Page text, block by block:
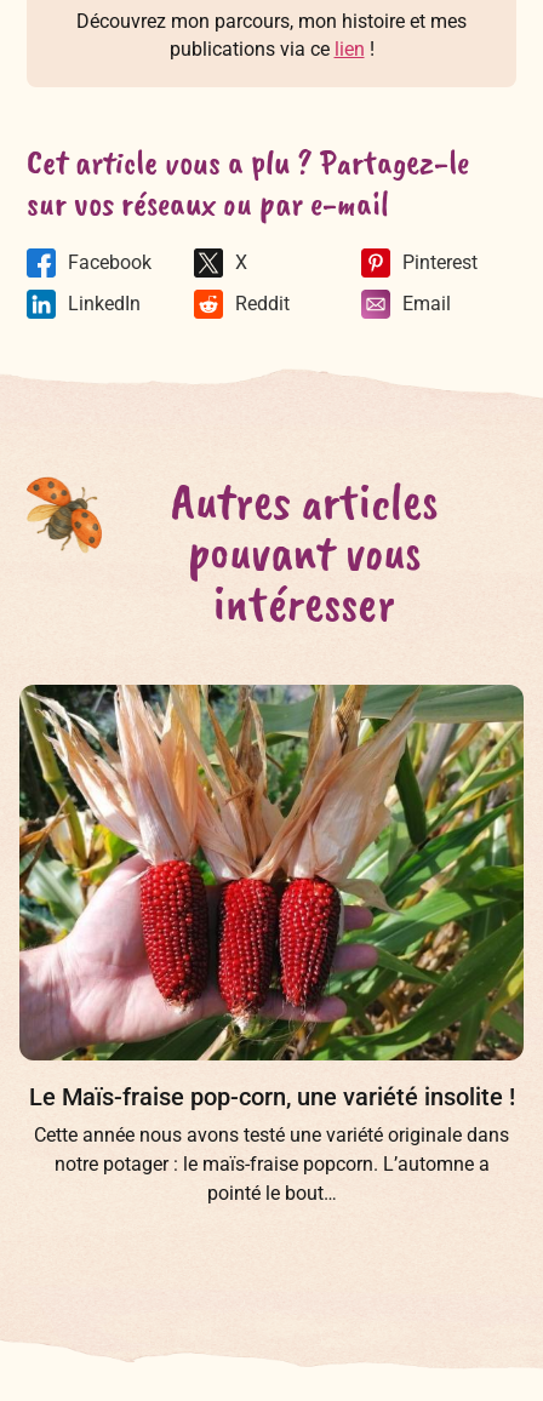
Découvrez mon parcours, mon histoire et mes
publications via ce lien !
Cet article vous a plu ? Partagez-le
sur vos réseaux ou par e-mail
Facebook X
Pinterest
LinkedIn
Reddit Email
Autres articles
pouvant vous
intéresser
Le Maïs-fraise pop-corn, une variété insolite !
Cette année nous avons testé une variété originale dans
notre potager : le maïs-fraise popcorn. L’automne a
pointé le bout…